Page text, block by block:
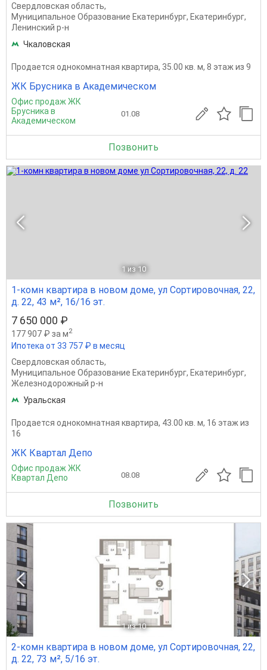
Свердловская область,
Муниципальное Образование Екатеринбург, Екатеринбург,
Ленинский р-н
Чкаловская
Продается однокомнатная квартира, 35.00 кв. м, 8 этаж из 9
ЖК Брусника в Академическом
Офис продаж ЖК
Брусника в
Академическом
01.08
Позвонить
1 из 10
1-комн квартира в новом доме, ул Сортировочная, 22,
д. 22, 43 м², 16/16 эт.
7 650 000 ₽
177 907 ₽ за м2
Ипотека от 33 757 ₽ в месяц
Свердловская область,
Муниципальное Образование Екатеринбург, Екатеринбург,
Железнодорожный р-н
Уральская
Продается однокомнатная квартира, 43.00 кв. м, 16 этаж из
16
ЖК Квартал Депо
Офис продаж ЖК
Квартал Депо
08.08
Позвонить
1 из 10
2-комн квартира в новом доме, ул Сортировочная, 22,
д. 22, 73 м², 5/16 эт.